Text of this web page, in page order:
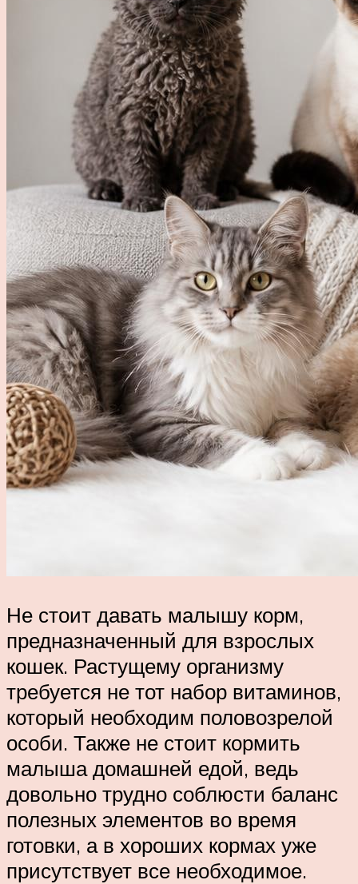
Не стоит давать малышу корм,
предназначенный для взрослых
кошек. Растущему организму
требуется не тот набор витаминов,
который необходим половозрелой
особи. Также не стоит кормить
малыша домашней едой, ведь
довольно трудно соблюсти баланс
полезных элементов во время
готовки, а в хороших кормах уже
присутствует все необходимое.